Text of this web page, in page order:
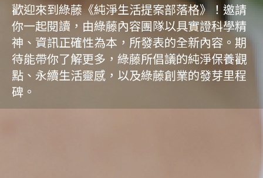
歡迎來到綠藤《純淨生活提案部落格》！邀請
你一起閱讀，由綠藤內容團隊以具實證科學精
神、資訊正確性為本，所發表的全新內容。期
待能帶你了解更多，綠藤所倡議的純淨保養觀
點、永續生活靈感，以及綠藤創業的發芽里程
碑。